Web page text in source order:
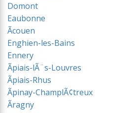
Domont
Eaubonne
Ãcouen
Enghien-les-Bains
Ennery
Ãpiais-lÃ¨s-Louvres
Ãpiais-Rhus
Ãpinay-ChamplÃ¢treux
Ãragny